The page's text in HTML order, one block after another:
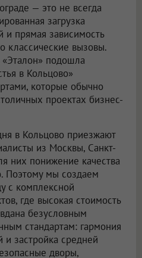
— это не всегда
загрузка
прямая зависимость
классические вызовы.
подошла
в Кольцово»
которые обычно
проектах бизнес-
в Кольцово приезжают
из Москвы, Санкт-
них понижение качества
Поэтому мы создаем
с комплексной
где высокая стоимость
безусловным
стандартам: гармония
и застройка средней
дворы,